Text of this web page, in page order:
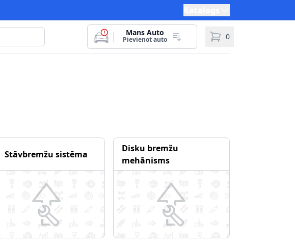
Mans Auto
Pievienot auto 0
Stāvbremžu sistēma
Disku bremžu
mehānisms